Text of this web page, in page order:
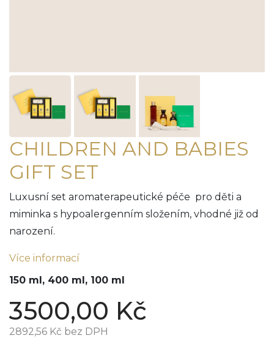
CHILDREN AND BABIES
GIFT SET
Luxusní set aromaterapeutické péče pro děti a
miminka s hypoalergenním složením, vhodné již od
narození.
Více informací
150 ml, 400 ml, 100 ml
3500,00 Kč
2892,56 Kč bez DPH